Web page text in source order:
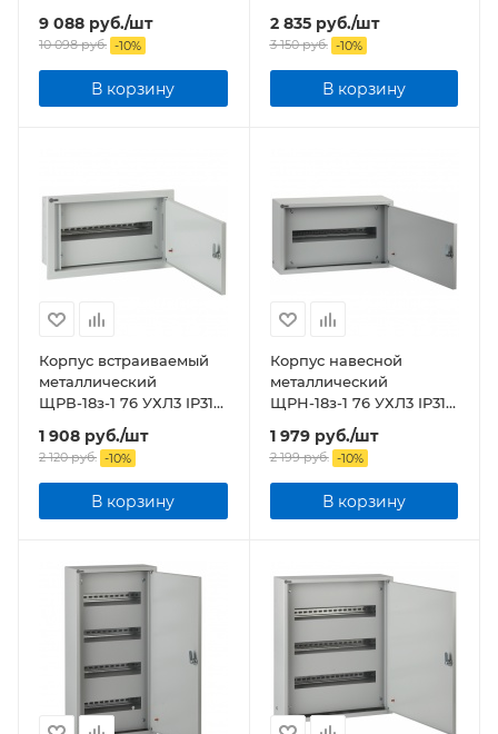
(800х650х250) NO-114-13
ЭРА
9 088 руб./шт
10 098руб. -10%
В корзину
(395х310х220) NO-111-00
ЭРА
2 835руб./шт
3 150руб. -10%
В корзину
Корпус встраиваемый
металлический
ЩРВ-18з-1 76 УХЛ3 IP31
NO-123-25 ЭРА
1 908 руб./шт
2 120руб. -10%
В корзину
Корпус навесной
металлический
ЩРН-18з-1 76 УХЛ3 IP31
NO-121-00 ЭРА
1 979руб./шт
2 199руб. -10%
В корзину